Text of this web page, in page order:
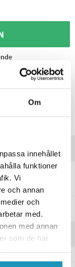
Om
innehållet
funktioner
Vi
och annan
och
med.
med annan
som de har
på Wessex